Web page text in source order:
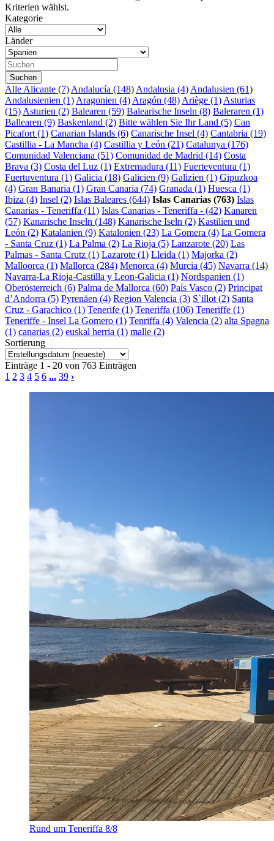
Kriterien wählst.
Kategorie
Länder
Alle Alicante (7) Andalucía (148) Andalusia (4) Andalusien (61)
Andalusienien (1) Aragonien (4) Aragón (48) Ariège (1) Asturias
(15) Asturien (2) Balearen (59) Balearische Inseln (8) Baleraren (1)
Ballearen (9) Baskenland (2) Bitte wählen Sie Ihr Land (5) Can
Picafort (1) Canarian Islands (6) Canarische Insel (4) Cantabria (19)
Castillia - La Mancha (4) Castillia y León (21) Catalunya (176)
Comunidad Valenciana (51) Comunidad de Madrid (14) Costa
Brava (3) Costa del Luz (1) Extremadura (11) Fuerteventura (1)
Fuertuventura (1) Galicia (18) Galicien (9) Galizien (1) Gipuzkoa
(4) Gran Banaria (1) Gran Canaria (74) Granada (1) Huesca (1)
Ibiza (4) Insel (2) Islas Baleares (644) Islas Canarias (763) Islas
Canarias - Teneriffa (11) Islas Canarias - Teneriffa - (42) Kanaren
(57) Kanarische Inseln (148) Kanarische Iseln (2) Kastilien und
León (2) Katalanien (9) Katalonien (23) La Gomera (4) La Gomera
- Santa Cruz (1) La Palma (2) La Rioja (5) Lanzarote (20) Las
Palmas - Santa Crutz (1) Lazarote (1) Lleida (1) Majorka (2)
Malloorca (1) Mallorca (284) Menorca (4) Murcia (45) Navarra (14)
Navarra-La Rioja-Castilla y Leon-Galicia (1) Nordspanien (1)
Oberösterreich (6) Palma de Mallorca (60) País Vasco (2) Principat
d’Andorra (5) Pyrenäen (4) Region Valencia (3) S`illot (2) Santa
Cruz - Garachico (1) Tenerife (1) Teneriffa (106) Teneriffe (1)
Teneriffe - Insel La Gomero (1) Tenriffa (4) Valencia (2) alta Spagna
(1) canarias (2) euskal herria (1) malle (2)
Sortierung
Einträge 1 - 20 von 763 Einträgen
1 2 3 4 5 6 ... 39 ›
Rund um Teneriffa 8/8